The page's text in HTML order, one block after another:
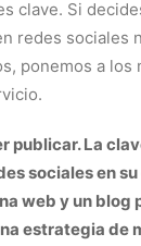
clave. Si
redes sociales
ponemos a los
publicar. La
sociales en
web y un blog
estrategia de